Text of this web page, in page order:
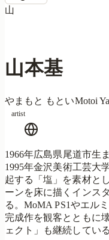
山
山本基
やまもと もといMotoi
artist
1966年広島県尾道市生
1995年金沢美術工芸大
起する「塩」を素材と
ーンを床に描くインス
る。MoMA PS1やエル
完成作を観客とともに
ェクト」も継続している